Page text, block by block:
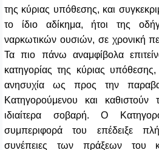
της κύριας υπόθεσης, και
το ίδιο αδίκημα, ήτοι της
ναρκωτικών ουσιών, σε χρονική
Τα πιο πάνω αναμφίβολα
κατηγορίας της κύριας
ανησυχία ως προς την
Κατηγορούμενου και
ιδιαίτερα σοβαρή. Ο
συμπεριφορά του επέδειξε
συνέπειες των πράξεων του